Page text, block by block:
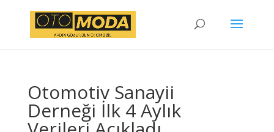
Otomotiv Sanayii
Derneği İlk 4 Aylık